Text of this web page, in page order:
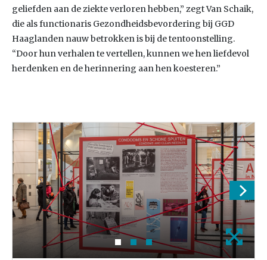
geliefden aan de ziekte verloren hebben,” zegt Van Schaik,
die als functionaris Gezondheidsbevordering bij GGD
Haaglanden nauw betrokken is bij de tentoonstelling.
“Door hun verhalen te vertellen, kunnen we hen liefdevol
herdenken en de herinnering aan hen koesteren.”